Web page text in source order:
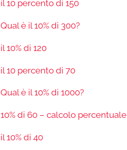
il 10 percento di 150
Qual è il 10% di 300?
il 10% di 120
il 10 percento di 70
Qual è il 10% di 1000?
10% di 60 – calcolo percentuale
il 10% di 40